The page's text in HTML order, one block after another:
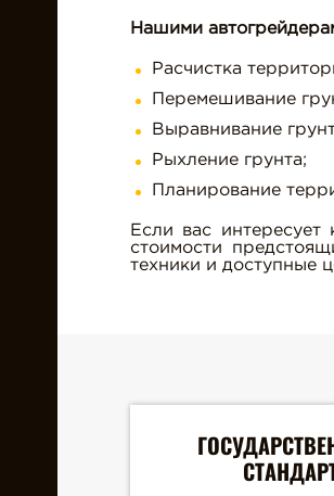
Нашими
Расчистка
Перемешивание
Выравнивание
Рыхление грунта;
Планирование
Если вас
стоимости
техники и доступные